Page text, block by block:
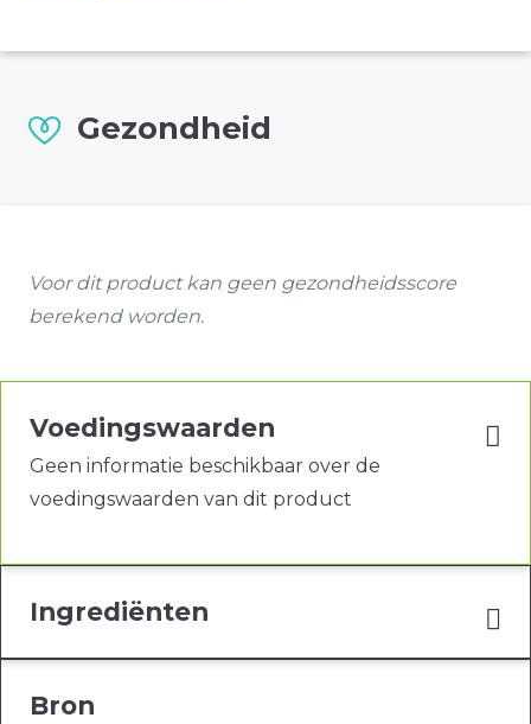
Gezondheid
Voor dit product kan geen gezondheidsscore
berekend worden.
Voedingswaarden
Geen informatie beschikbaar over de
voedingswaarden van dit product
Ingrediënten
Bron